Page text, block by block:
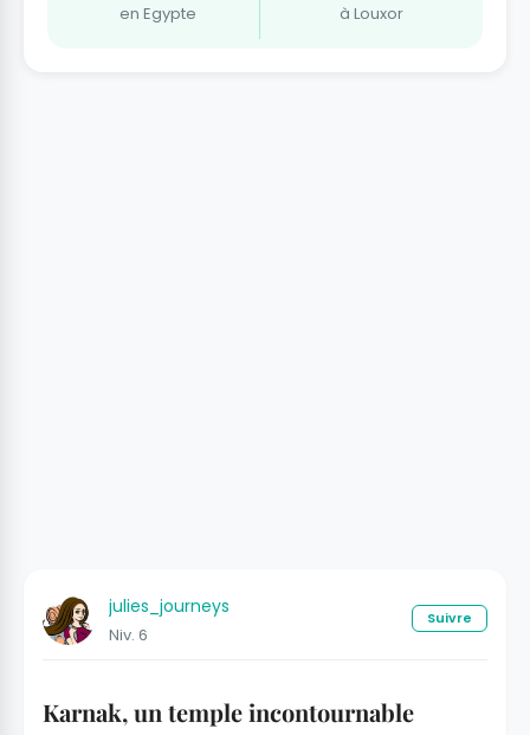
en Egypte à Louxor
julies_journeys
Niv. 6
Suivre
Karnak, un temple incontournable